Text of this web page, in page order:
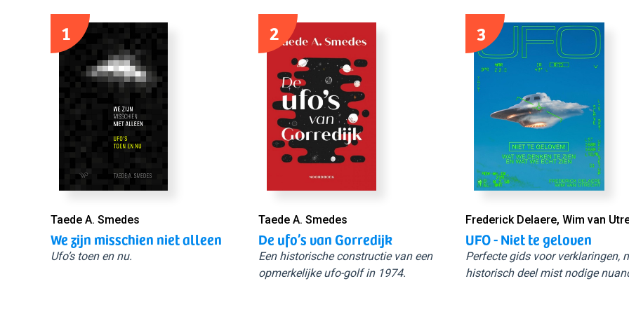
1
Taede A. Smedes
We zijn misschien niet alleen
Ufo’s toen en nu.
2
Taede A. Smedes
De ufo’s van Gorredijk
Een historische constructie van een
opmerkelijke ufo-golf in 1974.
3
Frederick Delaere, Wim van
UFO - Niet te geloven
Perfecte gids voor verklaringen,
historisch deel mist nodige